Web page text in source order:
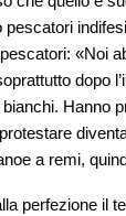
«Noi
dopo
Hanno
a remi,
perfezione il